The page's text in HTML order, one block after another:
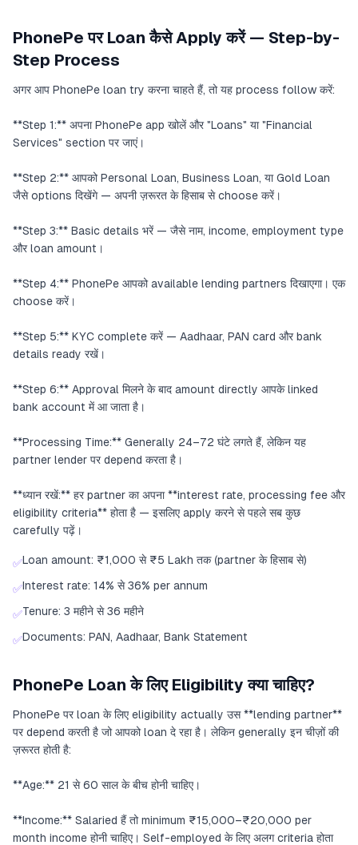
PhonePe पर Loan कैसे Apply करें — Step-by-
Step Process
अगर आप PhonePe loan try करना चाहते हैं, तो यह process follow करें:
**Step 1:** अपना PhonePe app खोलें और "Loans" या "Financial
Services" section पर जाएं।
**Step 2:** आपको Personal Loan, Business Loan, या Gold Loan
जैसे options दिखेंगे — अपनी ज़रूरत के हिसाब से choose करें।
**Step 3:** Basic details भरें — जैसे नाम, income, employment type
और loan amount।
**Step 4:** PhonePe आपको available lending partners दिखाएगा। एक
choose करें।
**Step 5:** KYC complete करें — Aadhaar, PAN card और bank
details ready रखें।
**Step 6:** Approval मिलने के बाद amount directly आपके linked
bank account में आ जाता है।
**Processing Time:** Generally 24–72 घंटे लगते हैं, लेकिन यह
partner lender पर depend करता है।
**ध्यान रखें:** हर partner का अपना **interest rate, processing fee और
eligibility criteria** होता है — इसलिए apply करने से पहले सब कुछ
carefully पढ़ें।
✅Loan amount: ₹1,000 से ₹5 Lakh तक (partner के हिसाब से)
✅Interest rate: 14% से 36% per annum
✅Tenure: 3 महीने से 36 महीने
✅Documents: PAN, Aadhaar, Bank Statement
PhonePe Loan के लिए Eligibility क्या चाहिए?
PhonePe पर loan के लिए eligibility actually उस **lending partner**
पर depend करती है जो आपको loan दे रहा है। लेकिन generally इन चीज़ों की
ज़रूरत होती है:
**Age:** 21 से 60 साल के बीच होनी चाहिए।
**Income:** Salaried हैं तो minimum ₹15,000–₹20,000 per
month income होनी चाहिए। Self-employed के लिए अलग criteria होता